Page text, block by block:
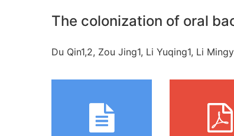
The colonization of oral
Du Qin1,2, Zou Jing1, Li Yuqing1, Li